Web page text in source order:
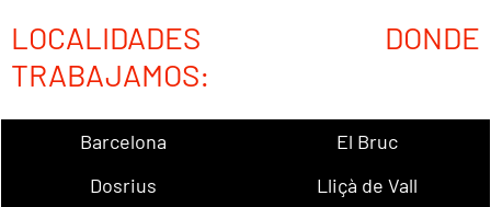
LOCALIDADES DONDE
TRABAJAMOS:
Barcelona
El Bruc
Dosrius
Lliçà de Vall